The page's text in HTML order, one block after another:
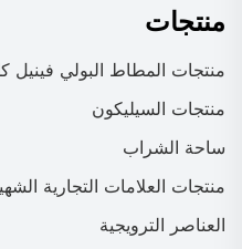
منتجات
منتجات المطاط البولي فينيل
منتجات السيليكون
ساحة الشراب
منتجات العلامات التجارية
العناصر الترويجية